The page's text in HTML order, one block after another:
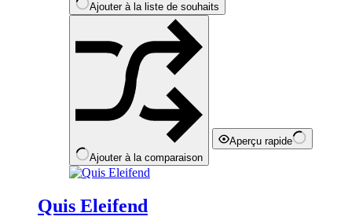
Ajouter à la liste de souhaits
Ajouter à la comparaison
Aperçu rapide
Quis Eleifend